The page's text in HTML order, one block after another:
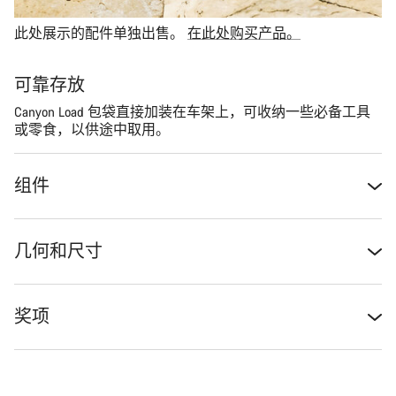
此处展示的配件单独出售。 在此处购买产品。
可靠存放
Canyon Load 包袋直接加装在车架上，可收纳一些必备工具
或零食，以供途中取用。
组件
几何和尺寸
奖项